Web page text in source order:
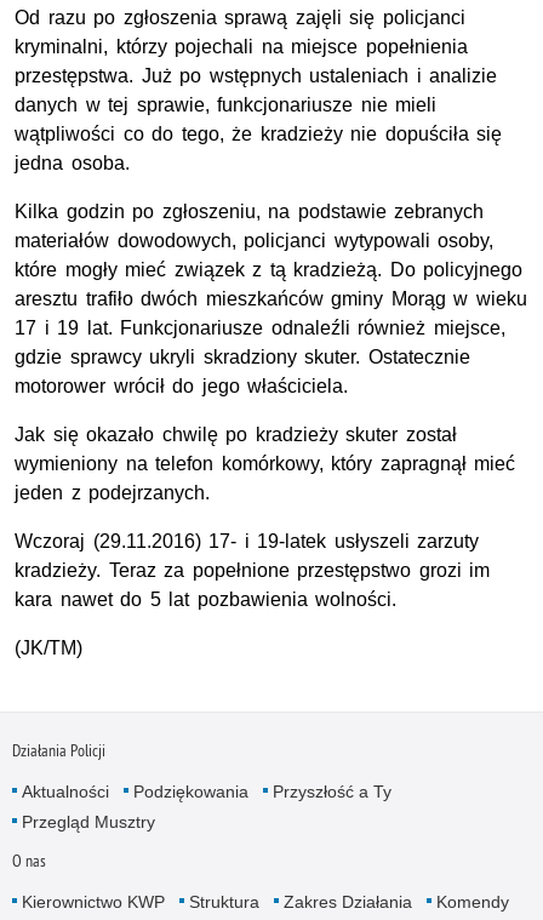
Od razu po zgłoszenia sprawą zajęli się policjanci
kryminalni, którzy pojechali na miejsce popełnienia
przestępstwa. Już po wstępnych ustaleniach i analizie
danych w tej sprawie, funkcjonariusze nie mieli
wątpliwości co do tego, że kradzieży nie dopuściła się
jedna osoba.
Kilka godzin po zgłoszeniu, na podstawie zebranych
materiałów dowodowych, policjanci wytypowali osoby,
które mogły mieć związek z tą kradzieżą. Do policyjnego
aresztu trafiło dwóch mieszkańców gminy Morąg w wieku
17 i 19 lat. Funkcjonariusze odnaleźli również miejsce,
gdzie sprawcy ukryli skradziony skuter. Ostatecznie
motorower wrócił do jego właściciela.
Jak się okazało chwilę po kradzieży skuter został
wymieniony na telefon komórkowy, który zapragnął mieć
jeden z podejrzanych.
Wczoraj (29.11.2016) 17- i 19-latek usłyszeli zarzuty
kradzieży. Teraz za popełnione przestępstwo grozi im
kara nawet do 5 lat pozbawienia wolności.
(JK/TM)
Działania Policji
Aktualności Podziękowania
Przyszłość a Ty
Przegląd Musztry
O nas
Kierownictwo KWP Struktura Zakres Działania
Komendy